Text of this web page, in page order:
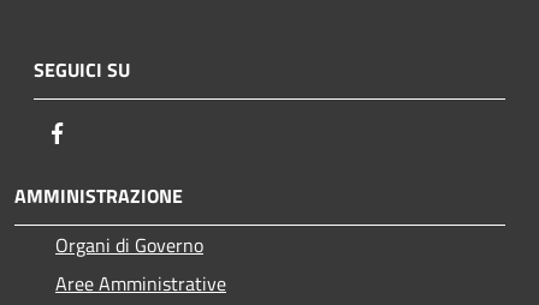
SEGUICI SU
AMMINISTRAZIONE
Organi di Governo
Aree Amministrative